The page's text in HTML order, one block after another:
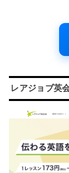
レアジョブ英